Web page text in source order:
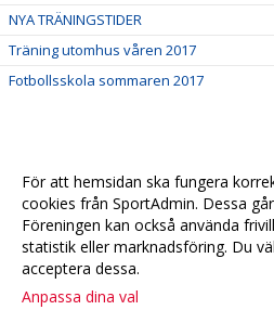
NYA TRÄNINGSTIDER
Träning utomhus våren 2017
Fotbollsskola sommaren 2017
För att hemsidan ska fungera
cookies från SportAdmin. Dessa
Föreningen kan också använda
statistik eller marknadsföring. Du
acceptera dessa.
Anpassa dina val